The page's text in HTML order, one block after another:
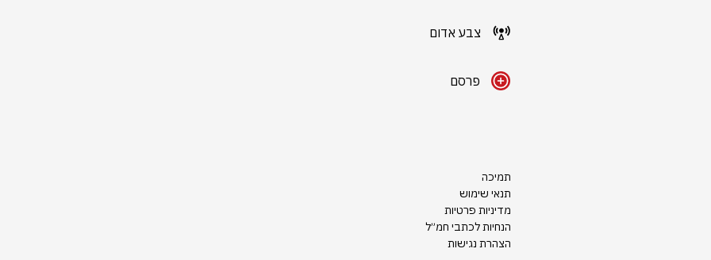
צבע אדום
פרסם
תמיכה
תנאי שימוש
מדיניות פרטיות
הנחיות לכתבי חמ״ל
הצהרת נגישות